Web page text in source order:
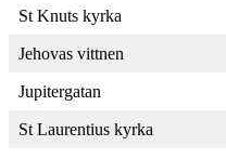
St Knuts kyrka
Jehovas vittnen
Jupitergatan
St Laurentius kyrka